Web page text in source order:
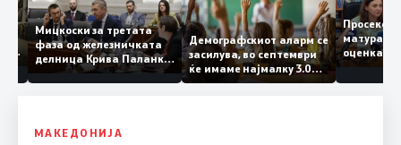
Во
Мицкоски за третата
фаза од железничката
делница Крива Паланка
– Деве Баир: Проектот
нема да заврши на
целина
Демографскиот аларм се
засилува, во септември
ќе имаме најмалку 3.000
првачиња помалку
матура
оценка
МАКЕДОНИЈА